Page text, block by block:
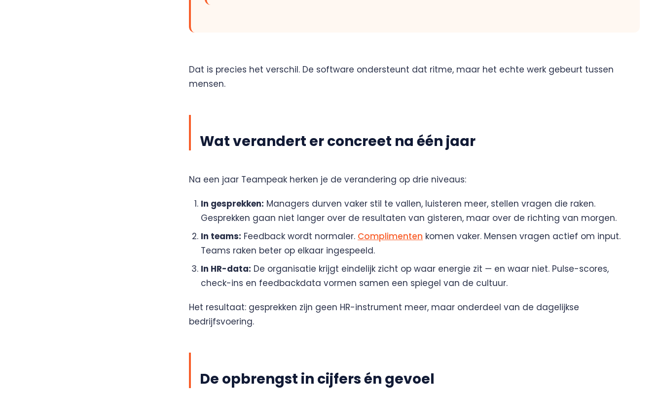
Dat is precies het verschil. De software ondersteunt dat ritme, maar het echte werk gebeurt tussen
mensen.
Wat verandert er concreet na één jaar
Na een jaar Teampeak herken je de verandering op drie niveaus:
In gesprekken: Managers durven vaker stil te vallen, luisteren meer, stellen vragen die raken.
Gesprekken gaan niet langer over de resultaten van gisteren, maar over de richting van morgen.
In teams: Feedback wordt normaler. Complimenten komen vaker. Mensen vragen actief om input.
Teams raken beter op elkaar ingespeeld.
In HR-data: De organisatie krijgt eindelijk zicht op waar energie zit — en waar niet. Pulse-scores,
check-ins en feedbackdata vormen samen een spiegel van de cultuur.
Het resultaat: gesprekken zijn geen HR-instrument meer, maar onderdeel van de dagelijkse
bedrijfsvoering.
De opbrengst in cijfers én gevoel